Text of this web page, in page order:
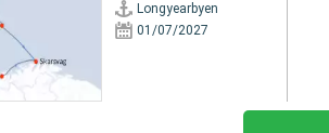
Longyearbyen
01/07/2027